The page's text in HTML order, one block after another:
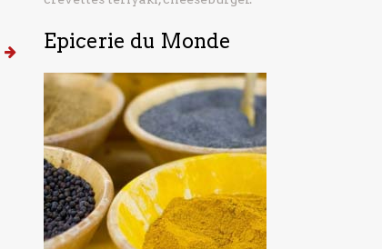
Epicerie du Monde